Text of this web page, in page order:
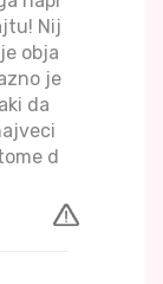
Nij
obja
je
da
d